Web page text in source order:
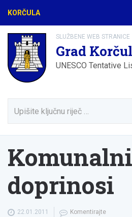
KORČULA
SLUŽBENE WEB STRANICE
Grad
UNESCO Tentative
Komunalni
doprinosi
22.01.2011 Komentirajte